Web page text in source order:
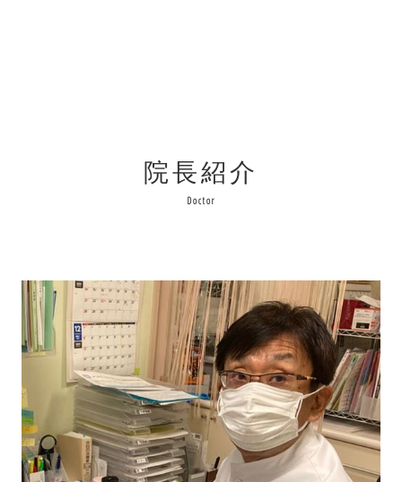
院長紹介
Doctor